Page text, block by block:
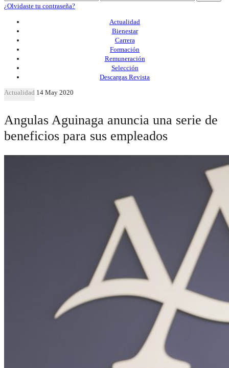
¿Olvidaste tu contraseña?
Actualidad
Bienestar
Carrera
Formación
Remuneración
Selección
Descargas Revista
Actualidad 14 May 2020
Angulas Aguinaga anuncia una serie de
beneficios para sus empleados